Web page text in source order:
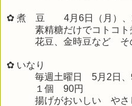
✿ 煮 豆 4月6日
（月）
素精糖だけでコトコト
花豆、金時豆など そ
✿ いなり
毎週土曜日 5月2日
１個 90円
揚げがおいしい や